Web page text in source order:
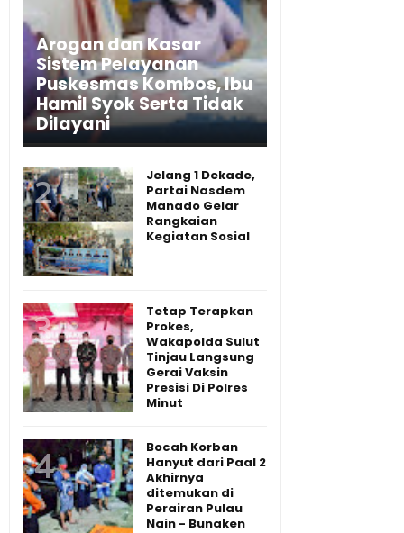
Arogan dan Kasar
Sistem Pelayanan
Puskesmas Kombos, Ibu
Hamil Syok Serta Tidak
Dilayani
Jelang 1 Dekade,
Partai Nasdem
Manado Gelar
Rangkaian
Kegiatan Sosial
Tetap Terapkan
Prokes,
Wakapolda Sulut
Tinjau Langsung
Gerai Vaksin
Presisi Di Polres
Minut
Bocah Korban
Hanyut dari Paal 2
Akhirnya
ditemukan di
Perairan Pulau
Nain - Bunaken